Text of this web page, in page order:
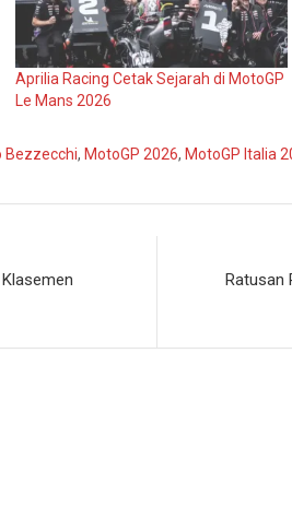
Aprilia Racing Cetak Sejarah di MotoGP
Le Mans 2026
Bezzecchi, MotoGP 2026, MotoGP Italia
Ratusan